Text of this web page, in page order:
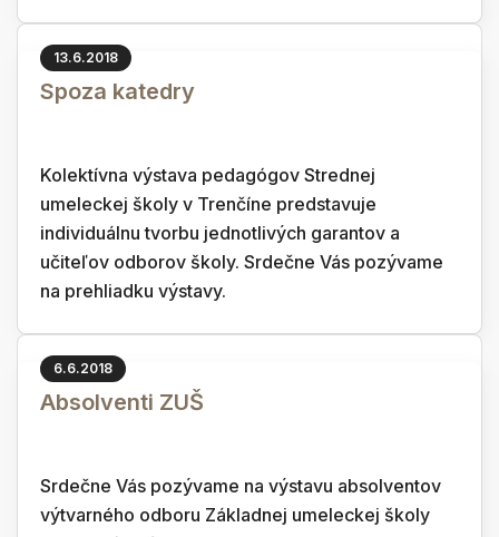
13.6.2018
Spoza katedry
Kolektívna výstava pedagógov Strednej
umeleckej školy v Trenčíne predstavuje
individuálnu tvorbu jednotlivých garantov a
učiteľov odborov školy. Srdečne Vás pozývame
na prehliadku výstavy.
6.6.2018
Absolventi ZUŠ
Srdečne Vás pozývame na výstavu absolventov
výtvarného odboru Základnej umeleckej školy